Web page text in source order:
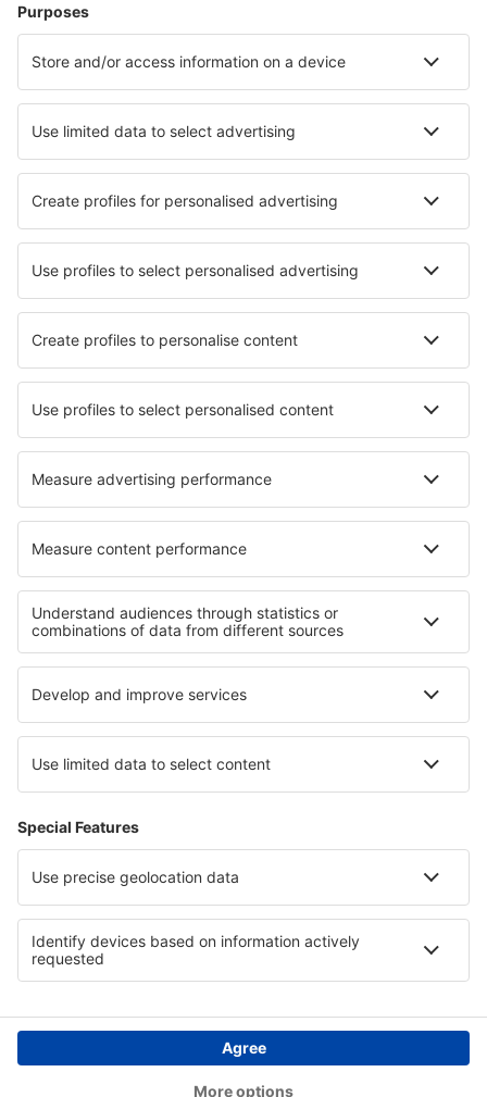
Pernottamenti in Skegness Pernottamenti in Cirencester
Le migliori sistemazioni - città
Pernottamenti in Mariazell Pernottamenti in Kiental
Pernottamenti in Muttenz Pernottamenti a DuBois
Pernottamenti in Couzon Pernottamenti in Beauvechain
Pernottamenti in Cérans-Foulletourte
Le migliori sistemazioni - zone
Pernottamenti nel Regno Unito Pernottamenti a Southport
Pernottamenti in Wales Pernottamenti a Podunajsko
Pernottamenti nella Regione spalatino-dalmata
Pernottamenti in Gauja National Park
Pernottamenti nelle Everglades
Pernottamenti in Val Gardena